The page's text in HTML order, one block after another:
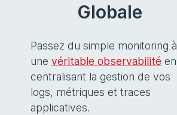
Globale
Passez du simple monitoring à
une véritable observabilité en
centralisant la gestion de vos
logs, métriques et traces
applicatives.